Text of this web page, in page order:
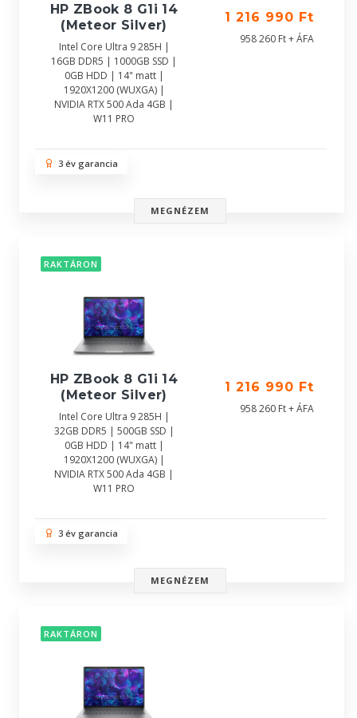
HP ZBook 8 G1i 14
(Meteor Silver)
Intel Core Ultra 9 285H |
16GB DDR5 | 1000GB SSD |
0GB HDD | 14" matt |
1920X1200 (WUXGA) |
NVIDIA RTX 500 Ada 4GB |
W11 PRO
1 216 990 Ft
958 260 Ft + ÁFA
3 év garancia
MEGNÉZEM
RAKTÁRON
HP ZBook 8 G1i 14
(Meteor Silver)
Intel Core Ultra 9 285H |
32GB DDR5 | 500GB SSD |
0GB HDD | 14" matt |
1920X1200 (WUXGA) |
NVIDIA RTX 500 Ada 4GB |
W11 PRO
1 216 990 Ft
958 260 Ft + ÁFA
3 év garancia
MEGNÉZEM
RAKTÁRON